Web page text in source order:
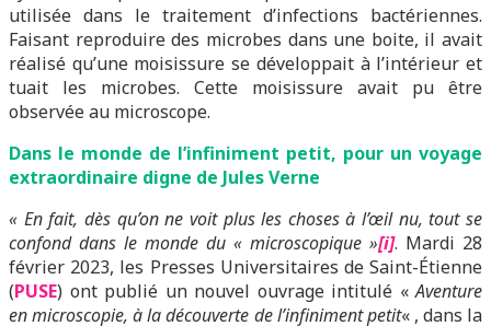
utilisée dans le traitement d’infections bactériennes.
Faisant reproduire des microbes dans une boite, il avait
réalisé qu’une moisissure se développait à l’intérieur et
tuait les microbes. Cette moisissure avait pu être
observée au microscope.
Dans le monde de l’infiniment petit, pour un voyage
extraordinaire digne de Jules Verne
« En fait, dès qu’on ne voit plus les choses à l’œil nu, tout se
confond dans le monde du « microscopique »[i]. Mardi 28
février 2023, les Presses Universitaires de Saint-Étienne
(PUSE) ont publié un nouvel ouvrage intitulé «Aventure
en microscopie, à la découverte de l’infiniment petit« , dans la